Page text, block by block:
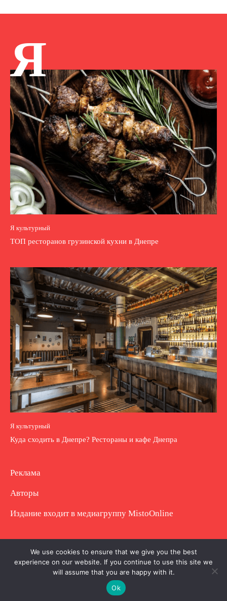
Я
Я культурный
ТОП ресторанов грузинской кухни в Днепре
Я культурный
Куда сходить в Днепре? Рестораны и кафе Днепра
Реклама
Авторы
Издание входит в медиагруппу MistoOnline
Copyright © Полное использование материала
запрещено. Частично разрешено с гиперссылкой.
We use cookies to ensure that we give you the best
experience on our website. If you continue to use this site we
will assume that you are happy with it.
Ok